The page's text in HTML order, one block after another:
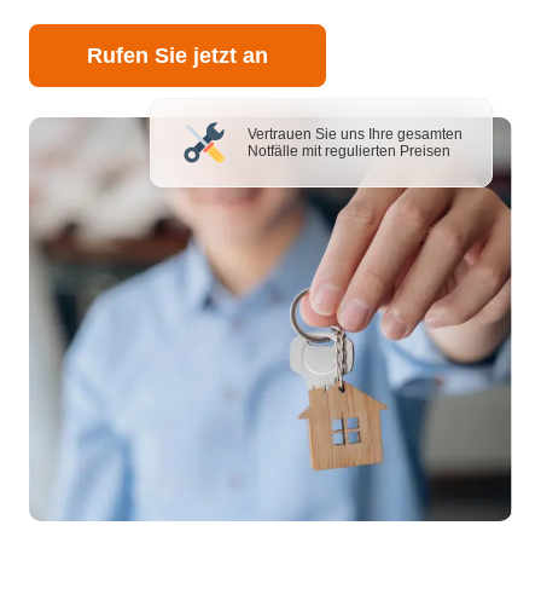
Rufen Sie jetzt an
Vertrauen Sie uns Ihre gesamten
Notfälle mit regulierten Preisen